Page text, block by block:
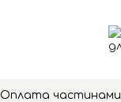
Оплата частинами